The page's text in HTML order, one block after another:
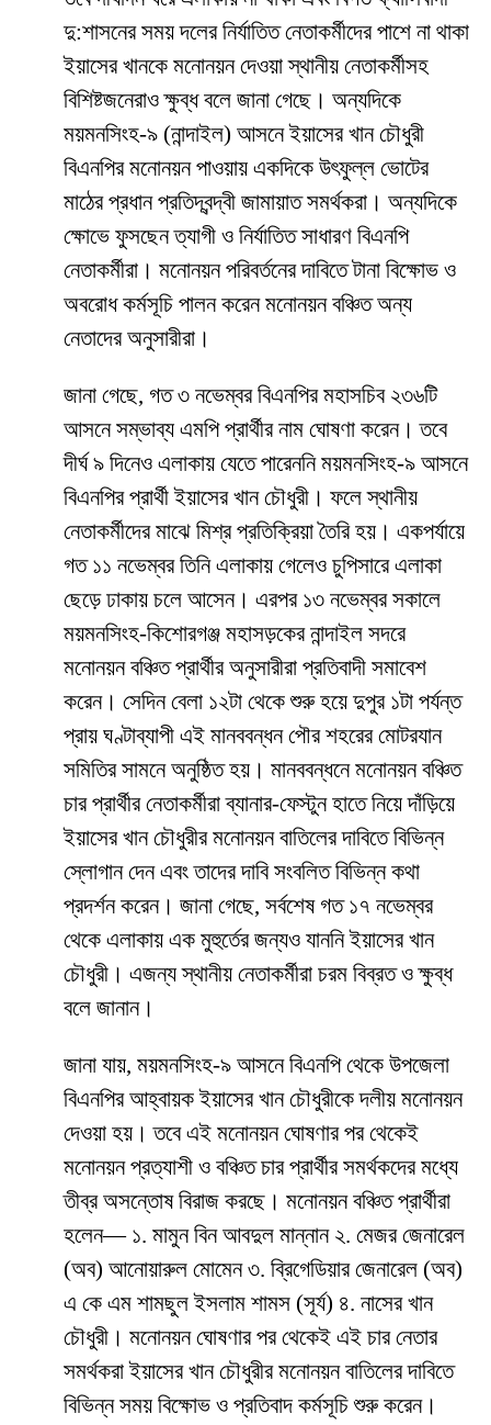
দু:শাসনের সময় দলের নির্যাতিত নেতাকর্মীদের পাশে না থাকা
ইয়াসের খানকে মনোনয়ন দেওয়া স্থানীয় নেতাকর্মীসহ
বিশিষ্টজনেরাও ক্ষুব্ধ বলে জানা গেছে। অন্যদিকে
ময়মনসিংহ-৯ (নান্দাইল) আসনে ইয়াসের খান চৌধুরী
বিএনপির মনোনয়ন পাওয়ায় একদিকে উৎফুল্ল ভোটের
মাঠের প্রধান প্রতিদ্বন্দ্বী জামায়াত সমর্থকরা। অন্যদিকে
ক্ষোভে ফুসছেন ত্যাগী ও নির্যাতিত সাধারণ বিএনপি
নেতাকর্মীরা। মনোনয়ন পরিবর্তনের দাবিতে টানা বিক্ষোভ ও
অবরোধ কর্মসূচি পালন করেন মনোনয়ন বঞ্চিত অন্য
নেতাদের অনুসারীরা।
জানা গেছে, গত ৩ নভেম্বর বিএনপির মহাসচিব ২৩৬টি
আসনে সম্ভাব্য এমপি প্রার্থীর নাম ঘোষণা করেন। তবে
দীর্ঘ ৯ দিনেও এলাকায় যেতে পারেননি ময়মনসিংহ-৯ আসনে
বিএনপির প্রার্থী ইয়াসের খান চৌধুরী। ফলে স্থানীয়
নেতাকর্মীদের মাঝে মিশ্র প্রতিক্রিয়া তৈরি হয়। একপর্যায়ে
গত ১১ নভেম্বর তিনি এলাকায় গেলেও চুপিসারে এলাকা
ছেড়ে ঢাকায় চলে আসেন। এরপর ১৩ নভেম্বর সকালে
ময়মনসিংহ-কিশোরগঞ্জ মহাসড়কের নান্দাইল সদরে
মনোনয়ন বঞ্চিত প্রার্থীর অনুসারীরা প্রতিবাদী সমাবেশ
করেন। সেদিন বেলা ১২টা থেকে শুরু হয়ে দুপুর ১টা পর্যন্ত
প্রায় ঘণ্টাব্যাপী এই মানববন্ধন পৌর শহরের মোটরযান
সমিতির সামনে অনুষ্ঠিত হয়। মানববন্ধনে মনোনয়ন বঞ্চিত
চার প্রার্থীর নেতাকর্মীরা ব্যানার-ফেস্টুন হাতে নিয়ে দাঁড়িয়ে
ইয়াসের খান চৌধুরীর মনোনয়ন বাতিলের দাবিতে বিভিন্ন
স্লোগান দেন এবং তাদের দাবি সংবলিত বিভিন্ন কথা
প্রদর্শন করেন। জানা গেছে, সর্বশেষ গত ১৭ নভেম্বর
থেকে এলাকায় এক মুহুর্তের জন্যও যাননি ইয়াসের খান
চৌধুরী। এজন্য স্থানীয় নেতাকর্মীরা চরম বিব্রত ও ক্ষুব্ধ
বলে জানান।
জানা যায়, ময়মনসিংহ-৯ আসনে বিএনপি থেকে উপজেলা
বিএনপির আহ্বায়ক ইয়াসের খান চৌধুরীকে দলীয় মনোনয়ন
দেওয়া হয়। তবে এই মনোনয়ন ঘোষণার পর থেকেই
মনোনয়ন প্রত্যাশী ও বঞ্চিত চার প্রার্থীর সমর্থকদের মধ্যে
তীব্র অসন্তোষ বিরাজ করছে। মনোনয়ন বঞ্চিত প্রার্থীরা
হলেন— ১. মামুন বিন আবদুল মান্নান ২. মেজর জেনারেল
(অব) আনোয়ারুল মোমেন ৩. ব্রিগেডিয়ার জেনারেল (অব)
এ কে এম শামছুল ইসলাম শামস (সূর্য) ৪. নাসের খান
চৌধুরী। মনোনয়ন ঘোষণার পর থেকেই এই চার নেতার
সমর্থকরা ইয়াসের খান চৌধুরীর মনোনয়ন বাতিলের দাবিতে
বিভিন্ন সময় বিক্ষোভ ও প্রতিবাদ কর্মসূচি শুরু করেন।